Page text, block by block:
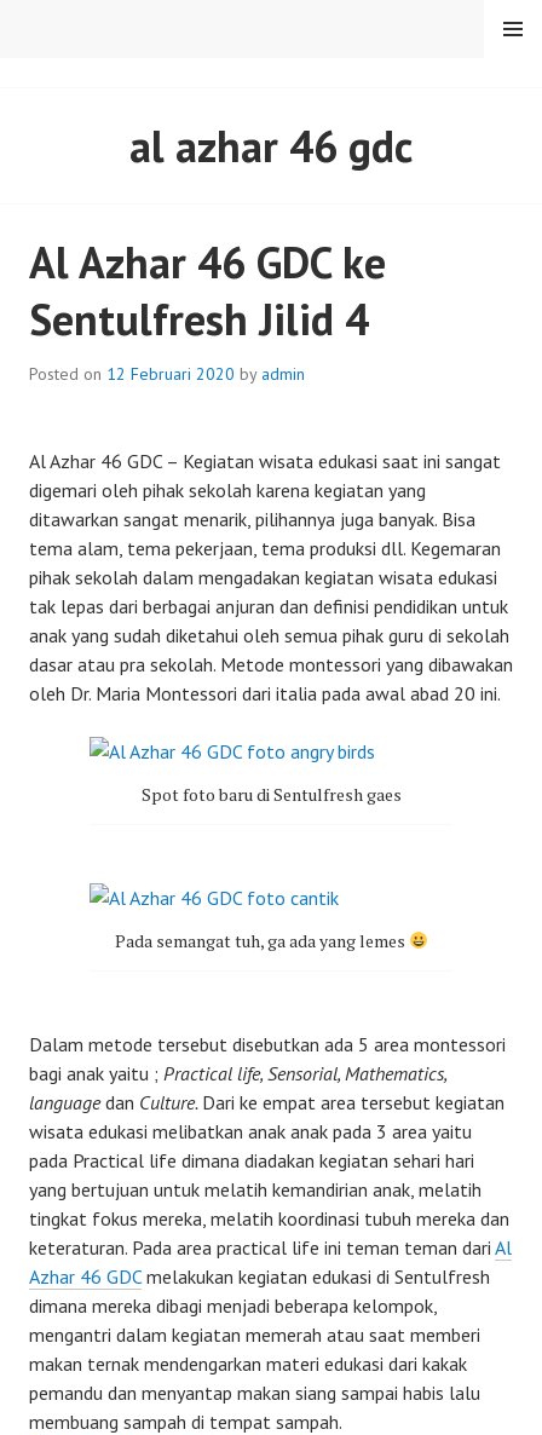
MENU
al azhar 46 gdc
Al Azhar 46 GDC ke
Sentulfresh Jilid 4
Posted on 12 Februari 2020 by admin
Al Azhar 46 GDC – Kegiatan wisata edukasi saat ini sangat
digemari oleh pihak sekolah karena kegiatan yang
ditawarkan sangat menarik, pilihannya juga banyak. Bisa
tema alam, tema pekerjaan, tema produksi dll. Kegemaran
pihak sekolah dalam mengadakan kegiatan wisata edukasi
tak lepas dari berbagai anjuran dan definisi pendidikan untuk
anak yang sudah diketahui oleh semua pihak guru di sekolah
dasar atau pra sekolah. Metode montessori yang dibawakan
oleh Dr. Maria Montessori dari italia pada awal abad 20 ini.
Spot foto baru di Sentulfresh gaes
Pada semangat tuh, ga ada yang lemes
Dalam metode tersebut disebutkan ada 5 area montessori
bagi anak yaitu ; Practical life, Sensorial, Mathematics,
languagedan Culture. Dari ke empat area tersebut kegiatan
wisata edukasi melibatkan anak anak pada 3 area yaitu
pada Practical life dimana diadakan kegiatan sehari hari
yang bertujuan untuk melatih kemandirian anak, melatih
tingkat fokus mereka, melatih koordinasi tubuh mereka dan
keteraturan. Pada area practical life ini teman teman dari Al
Azhar 46 GDCmelakukan kegiatan edukasi di Sentulfresh
dimana mereka dibagi menjadi beberapa kelompok,
mengantri dalam kegiatan memerah atau saat memberi
makan ternak mendengarkan materi edukasi dari kakak
pemandu dan menyantap makan siang sampai habis lalu
membuang sampah di tempat sampah.